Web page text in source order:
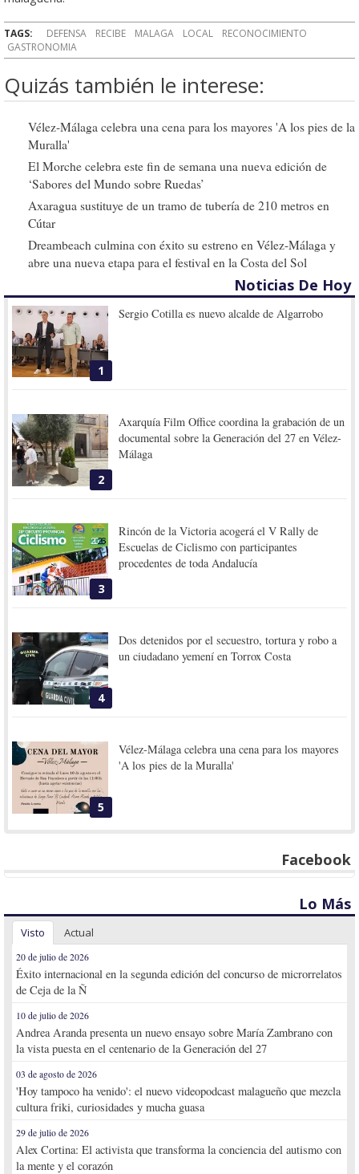
TAGS: DEFENSA RECIBE MALAGA LOCAL
RECONOCIMIENTO
GASTRONOMIA
Quizás también le interese:
Vélez-Málaga celebra una cena para los mayores 'A los pies de la
Muralla'
El Morche celebra este fin de semana una nueva edición de
‘Sabores del Mundo sobre Ruedas’
Axaragua sustituye de un tramo de tubería de 210 metros en
Cútar
Dreambeach culmina con éxito su estreno en Vélez-Málaga y
abre una nueva etapa para el festival en la Costa del Sol
Noticias De Hoy
1
Sergio Cotilla es nuevo alcalde de Algarrobo
2
Axarquía Film Office coordina la grabación de un
documental sobre la Generación del 27 en Vélez-
Málaga
3
Rincón de la Victoria acogerá el V Rally de
Escuelas de Ciclismo con participantes
procedentes de toda Andalucía
4
Dos detenidos por el secuestro, tortura y robo a
un ciudadano yemení en Torrox Costa
5
Vélez-Málaga celebra una cena para los mayores
'A los pies de la Muralla'
Facebook
Lo Más
Visto Actual
20 de julio de 2026
Éxito internacional en la segunda edición del concurso de microrrelatos
de Ceja de la Ñ
10 de julio de 2026
Andrea Aranda presenta un nuevo ensayo sobre María Zambrano con
la vista puesta en el centenario de la Generación del 27
03 de agosto de 2026
'Hoy tampoco ha venido': el nuevo videopodcast malagueño que mezcla
cultura friki, curiosidades y mucha guasa
29 de julio de 2026
Alex Cortina: El activista que transforma la conciencia del autismo con
la mente y el corazón